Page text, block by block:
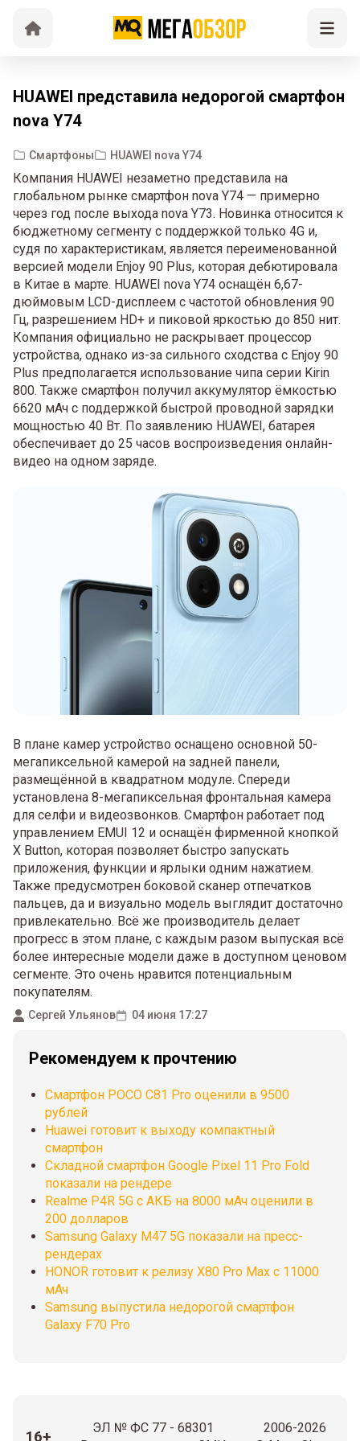
HUAWEI представила недорогой смартфон
nova Y74
Смартфоны HUAWEI nova Y74
Компания HUAWEI незаметно представила на
глобальном рынке смартфон nova Y74 — примерно
через год после выхода nova Y73. Новинка относится к
бюджетному сегменту с поддержкой только 4G и,
судя по характеристикам, является переименованной
версией модели Enjoy 90 Plus, которая дебютировала
в Китае в марте. HUAWEI nova Y74 оснащён 6,67-
дюймовым LCD-дисплеем с частотой обновления 90
Гц, разрешением HD+ и пиковой яркостью до 850 нит.
Компания официально не раскрывает процессор
устройства, однако из-за сильного сходства с Enjoy 90
Plus предполагается использование чипа серии Kirin
800. Также смартфон получил аккумулятор ёмкостью
6620 мАч с поддержкой быстрой проводной зарядки
мощностью 40 Вт. По заявлению HUAWEI, батарея
обеспечивает до 25 часов воспроизведения онлайн-
видео на одном заряде.
В плане камер устройство оснащено основной 50-
мегапиксельной камерой на задней панели,
размещённой в квадратном модуле. Спереди
установлена 8-мегапиксельная фронтальная камера
для селфи и видеозвонков. Смартфон работает под
управлением EMUI 12 и оснащён фирменной кнопкой
X Button, которая позволяет быстро запускать
приложения, функции и ярлыки одним нажатием.
Также предусмотрен боковой сканер отпечатков
пальцев, да и визуально модель выглядит достаточно
привлекательно. Всё же производитель делает
прогресс в этом плане, с каждым разом выпуская всё
более интересные модели даже в доступном ценовом
сегменте. Это очень нравится потенциальным
покупателям.
Сергей Ульянов 04 июня 17:27
Рекомендуем к прочтению
Смартфон POCO C81 Pro оценили в 9500
рублей
Huawei готовит к выходу компактный
смартфон
Складной смартфон Google Pixel 11 Pro Fold
показали на рендере
Realme P4R 5G с АКБ на 8000 мАч оценили в
200 долларов
Samsung Galaxy M47 5G показали на пресс-
рендерах
HONOR готовит к релизу X80 Pro Max с 11000
мАч
Samsung выпустила недорогой смартфон
Galaxy F70 Pro
16+
ЭЛ № ФС 77 - 68301
2006-2026